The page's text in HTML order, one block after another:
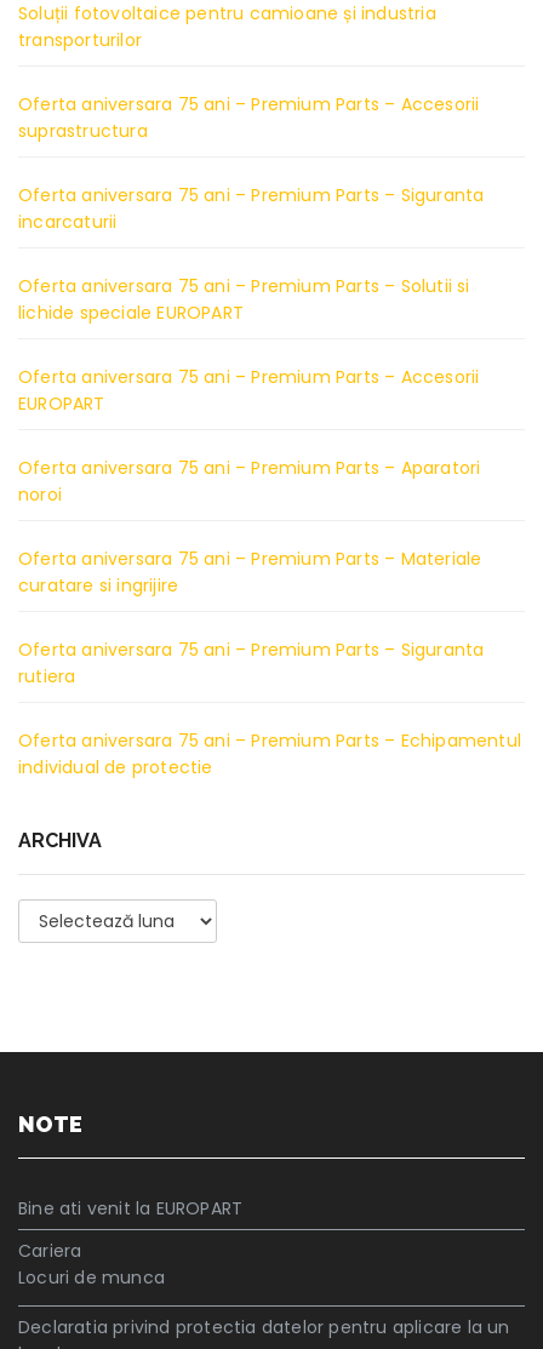
Soluții fotovoltaice pentru camioane și industria
transporturilor
Oferta aniversara 75 ani – Premium Parts – Accesorii
suprastructura
Oferta aniversara 75 ani – Premium Parts – Siguranta
incarcaturii
Oferta aniversara 75 ani – Premium Parts – Solutii si
lichide speciale EUROPART
Oferta aniversara 75 ani – Premium Parts – Accesorii
EUROPART
Oferta aniversara 75 ani – Premium Parts – Aparatori
noroi
Oferta aniversara 75 ani – Premium Parts – Materiale
curatare si ingrijire
Oferta aniversara 75 ani – Premium Parts – Siguranta
rutiera
Oferta aniversara 75 ani – Premium Parts – Echipamentul
individual de protectie
ARCHIVA
Archiva
NOTE
Bine ati venit la EUROPART
Cariera
Locuri de munca
Declaratia privind protectia datelor pentru aplicare la un